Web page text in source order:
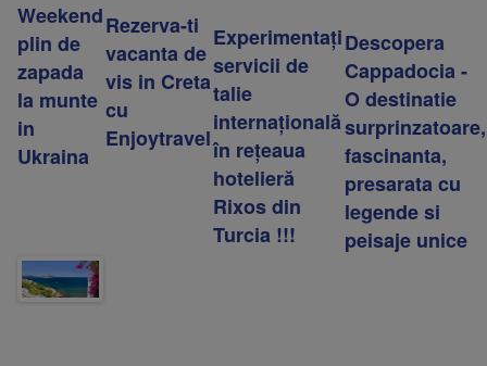
Weekend
plin de
zapada
la munte
in
Ukraina
Rezerva-ti
vacanta de
vis in Creta
cu
Enjoytravel
Experimentați
servicii de
talie
internațională
în rețeaua
hotelieră
Rixos din
Turcia !!!
Descopera
Cappadocia -
O destinatie
surprinzatoare,
fascinanta,
presarata cu
legende si
peisaje unice